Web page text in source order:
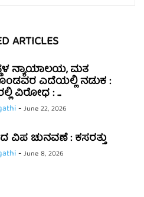
ARTICLES
ನ್ಯಾಯಾಲಯ, ಮತ
ಎದೆಯಲ್ಲಿ ನಡುಕ :
ವಿರೋಧ : ...
-June 22, 2026
ವಿಪ ಚುನವಣೆ : ಕಸರತ್ತು
-June 8, 2026